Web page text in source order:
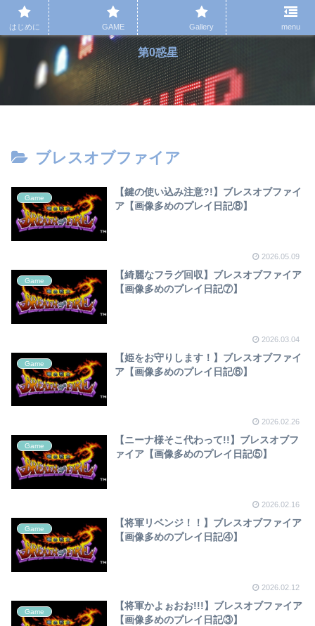
第0惑星
ブレスオブファイア
Game
【鍵の使い込み注意?!】ブレスオブファイ
ア【画像多めのプレイ日記⑧】
2026.05.09
Game
【綺麗なフラグ回収】ブレスオブファイア
【画像多めのプレイ日記⑦】
2026.03.04
Game
【姫をお守りします！】ブレスオブファイ
ア【画像多めのプレイ日記⑥】
2026.02.26
Game
【ニーナ様そこ代わって!!】ブレスオブフ
ァイア【画像多めのプレイ日記⑤】
2026.02.16
Game
【将軍リベンジ！！】ブレスオブファイア
【画像多めのプレイ日記④】
2026.02.12
Game
【将軍かよぉおお!!!】ブレスオブファイア
【画像多めのプレイ日記③】
はじめに GAME Gallery menu